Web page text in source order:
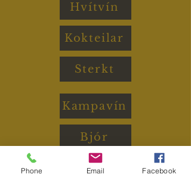
Hvítvín
Kokteilar
Sterkt
Kampavín
Bjór
Phone Email Facebook